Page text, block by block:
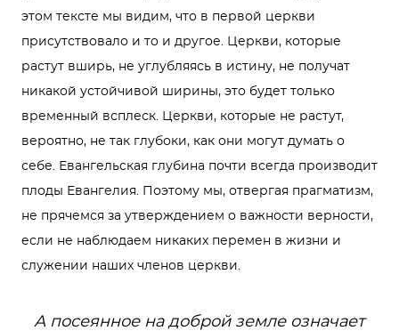
этом тексте мы видим, что в первой церкви
присутствовало и то и другое. Церкви, которые
растут вширь, не углубляясь в истину, не получат
никакой устойчивой ширины, это будет только
временный всплеск. Церкви, которые не растут,
вероятно, не так глубоки, как они могут думать о
себе. Евангельская глубина почти всегда производит
плоды Евангелия. Поэтому мы, отвергая прагматизм,
не прячемся за утверждением о важности верности,
если не наблюдаем никаких перемен в жизни и
служении наших членов церкви.
А посеянное на доброй земле означает